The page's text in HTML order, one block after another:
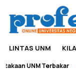
LINTAS UNM
UNM Terbakar